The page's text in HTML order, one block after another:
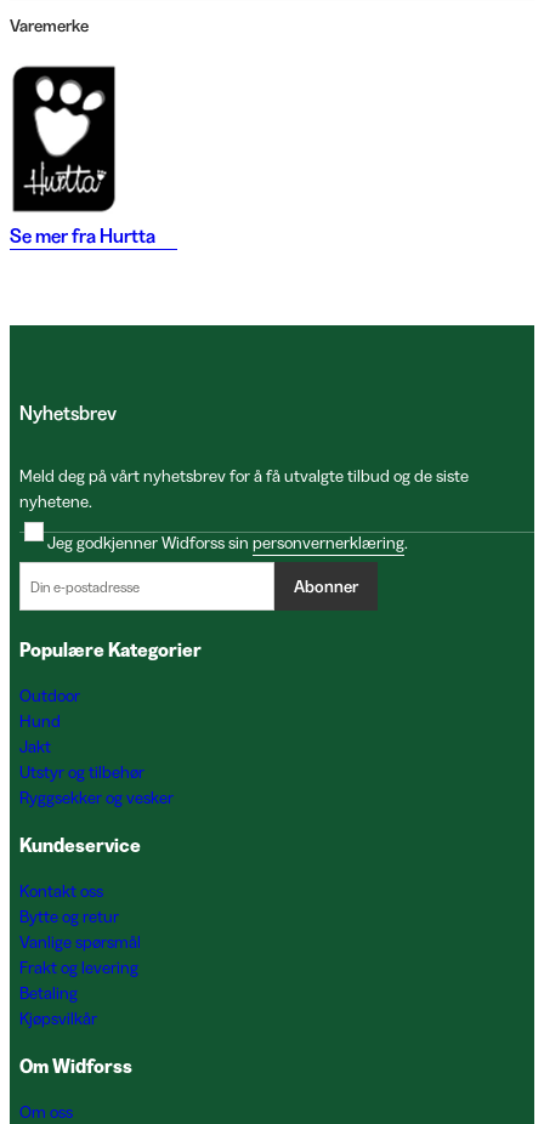
Varemerke
Se mer fra Hurtta
Nyhetsbrev
Meld deg på vårt nyhetsbrev for å få utvalgte tilbud og de siste
nyhetene.
Jeg godkjenner Widforss sin personvernerklæring.
Abonner
Populære Kategorier
Outdoor
Hund
Jakt
Utstyr og tilbehør
Ryggsekker og vesker
Kundeservice
Kontakt oss
Bytte og retur
Vanlige spørsmål
Frakt og levering
Betaling
Kjøpsvilkår
Om Widforss
Om oss